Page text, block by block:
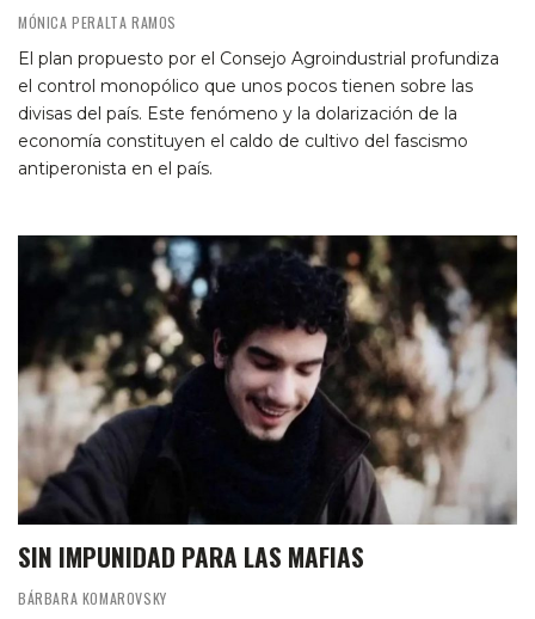
MÓNICA PERALTA RAMOS
El plan propuesto por el Consejo Agroindustrial profundiza
el control monopólico que unos pocos tienen sobre las
divisas del país. Este fenómeno y la dolarización de la
economía constituyen el caldo de cultivo del fascismo
antiperonista en el país.
SIN IMPUNIDAD PARA LAS MAFIAS
BÁRBARA KOMAROVSKY